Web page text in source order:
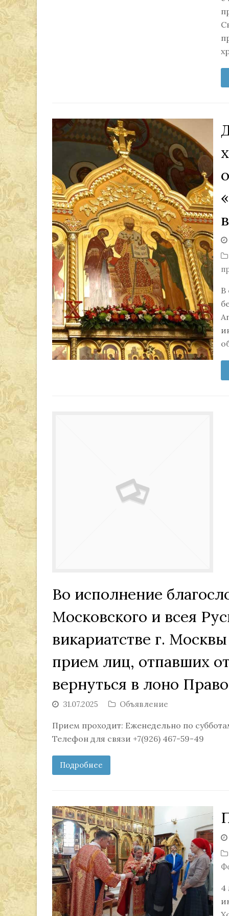
В
Во исполнение
Московского и всея
викариатстве г.
прием лиц, отпавших
вернуться в лоно
31.07.2025 Объявление
Прием проходит: Еженедельно по
Телефон для связи +7(926) 467-59-49
Подробнее
4